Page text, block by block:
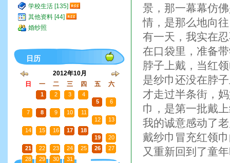
景，那一幕幕仿
情，是那么地向
有一天，我实在
在口袋里，准备
脖子上戴，当红
是纱巾还没在脖
才走过半条街，
巾，是第一批戴
我的诚意感动了
戴纱巾冒充红领
又重新回到了童
学校生活 [135]
其他资料 [44]
婚纱照
日历
2012年10月
日
一 二 三 四 五 六
1 2 3
4
5
6
7
8 9 10
11
12
13
14
15 16 17
18
19
20
21
22 23 24 25 26
27
28
29 30 31